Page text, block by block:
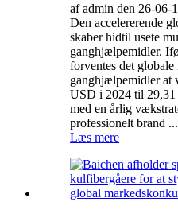
af admin den 26-06-
Den accelererende
skaber hidtil usete
ganghjælpemidler.
forventes det
ganghjælpemidler at
USD i 2024 til
med en årlig
professionelt brand ...
Læs mere